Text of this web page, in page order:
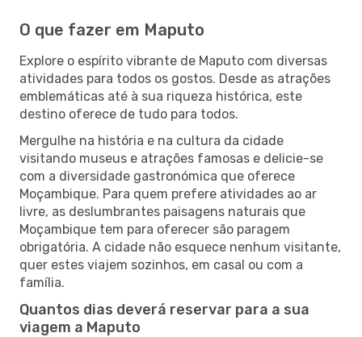
O que fazer em Maputo
Explore o espírito vibrante de Maputo com diversas
atividades para todos os gostos. Desde as atrações
emblemáticas até à sua riqueza histórica, este
destino oferece de tudo para todos.
Mergulhe na história e na cultura da cidade
visitando museus e atrações famosas e delicie-se
com a diversidade gastronómica que oferece
Moçambique. Para quem prefere atividades ao ar
livre, as deslumbrantes paisagens naturais que
Moçambique tem para oferecer são paragem
obrigatória. A cidade não esquece nenhum visitante,
quer estes viajem sozinhos, em casal ou com a
família.
Quantos dias deverá reservar para a sua
viagem a Maputo